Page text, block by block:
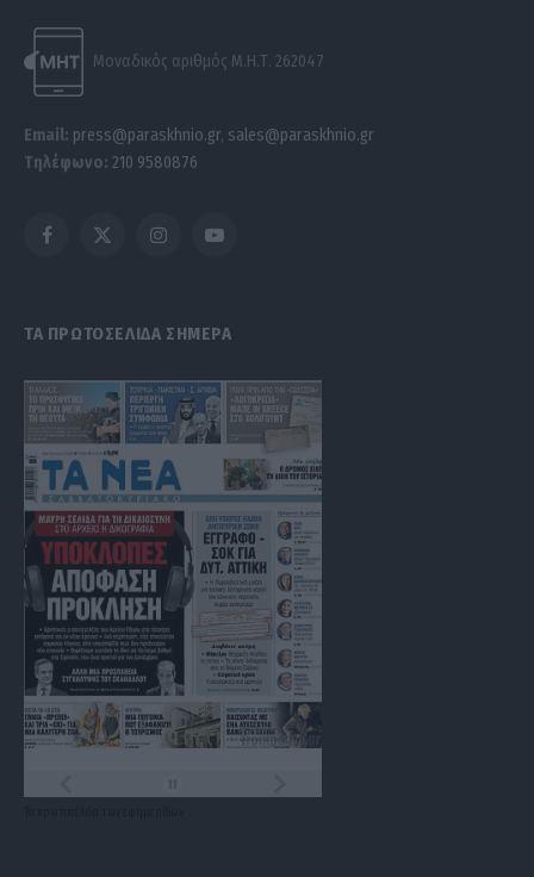
Μοναδικός αριθμός Μ.Η.Τ. 262047
Email: press@paraskhnio.gr, sales@paraskhnio.gr
Τηλέφωνο: 210 9580876
Facebook
X
InstagramYouTube
ΤΑ ΠΡΩΤΟΣΕΛΙΔΑ ΣΗΜΕΡΑ